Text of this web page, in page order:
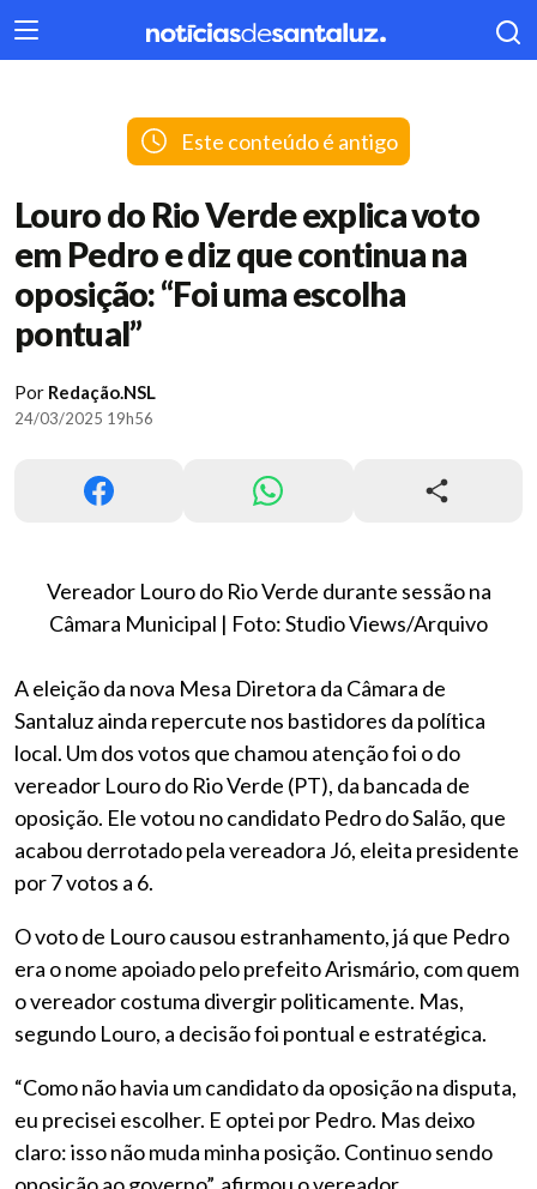
404
Este conteúdo é antigo
Louro do Rio Verde explica voto
em Pedro e diz que continua na
oposição: “Foi uma escolha
pontual”
Por Redação.NSL
24/03/2025 19h56
Vereador Louro do Rio Verde durante sessão na
Câmara Municipal | Foto: Studio Views/Arquivo
A eleição da nova Mesa Diretora da Câmara de
Santaluz ainda repercute nos bastidores da política
local. Um dos votos que chamou atenção foi o do
vereador Louro do Rio Verde (PT), da bancada de
oposição. Ele votou no candidato Pedro do Salão, que
acabou derrotado pela vereadora Jó, eleita presidente
por 7 votos a 6.
O voto de Louro causou estranhamento, já que Pedro
era o nome apoiado pelo prefeito Arismário, com quem
o vereador costuma divergir politicamente. Mas,
segundo Louro, a decisão foi pontual e estratégica.
“Como não havia um candidato da oposição na disputa,
eu precisei escolher. E optei por Pedro. Mas deixo
claro: isso não muda minha posição. Continuo sendo